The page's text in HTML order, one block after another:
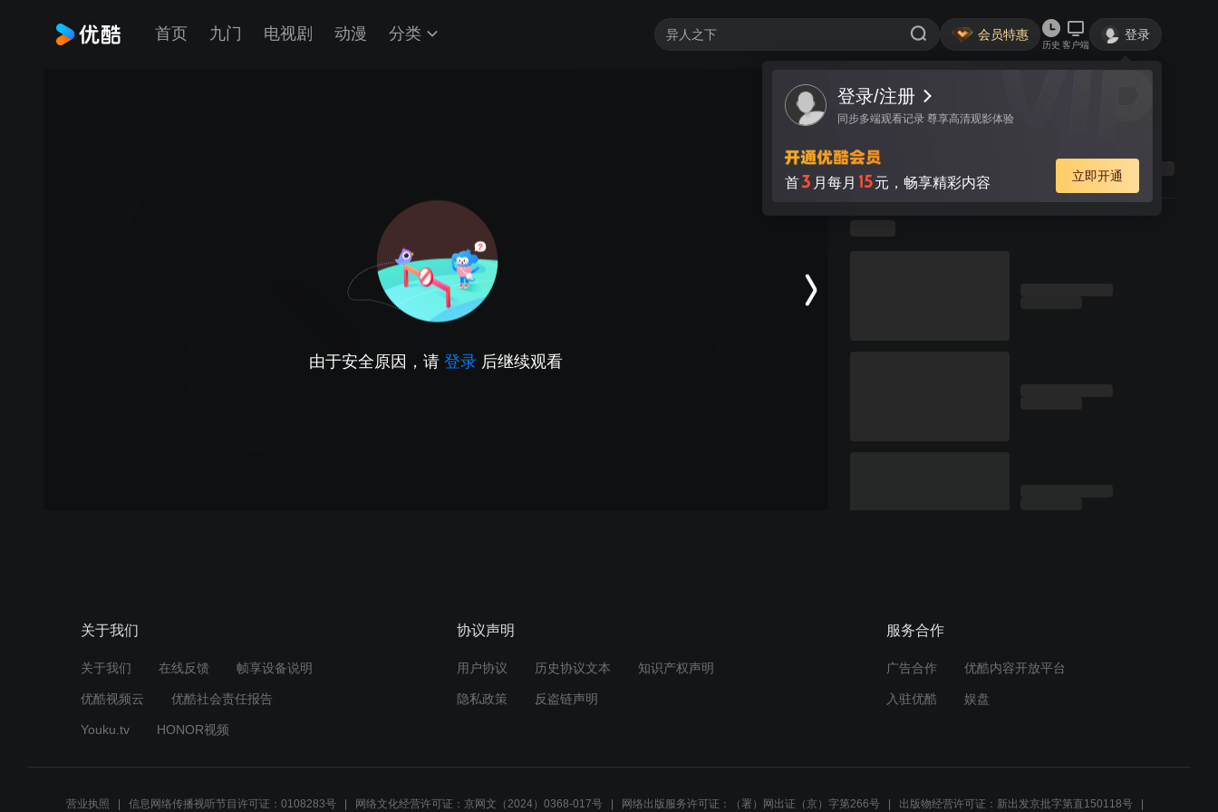
首页 九门 电视剧 动漫 分类 会员特惠
历史 客户端
登录
登录/注册
同步多端观看记录 尊享高清观影体验
首3 月每月 15元，畅享精彩内容 立即开通
由于安全原因，请 登录 后继续观看
关于我们
关于我们 在线反馈 帧享设备说明
优酷视频云 优酷社会责任报告
Youku.tv HONOR视频
协议声明
用户协议 历史协议文本 知识产权声明
隐私政策 反盗链声明
服务合作
广告合作 优酷内容开放平台
入驻优酷 娱盘
营业执照 信息网络传播视听节目许可证：0108283号 网络文化经营许可证：京网文（2024）0368-017号 网络出版服务许可证：（署）网出证（京）字第266号 出版物经营许可证：新出发京批字第直150118号